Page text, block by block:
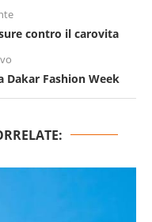
contro il carovita
Dakar Fashion Week